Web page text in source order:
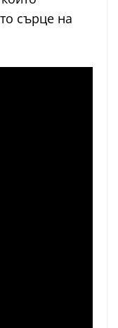
сърце на